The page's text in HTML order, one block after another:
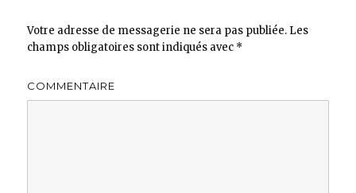
Votre adresse de messagerie ne sera pas publiée. Les
champs obligatoires sont indiqués avec *
COMMENTAIRE